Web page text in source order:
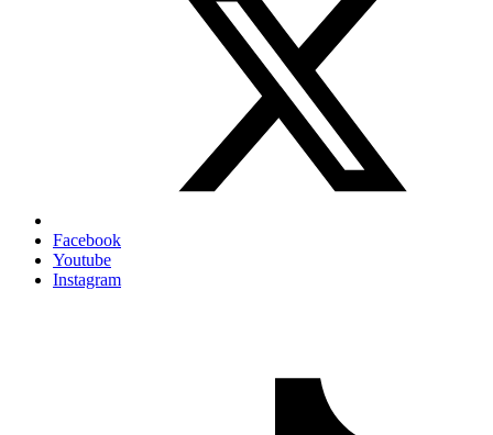
Facebook
Youtube
Instagram